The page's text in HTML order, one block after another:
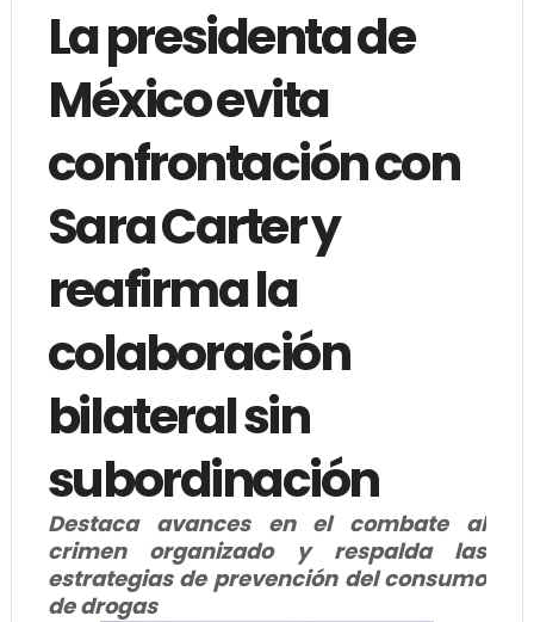
La presidenta de
México evita
confrontación con
Sara Carter y
reafirma la
colaboración
bilateral sin
subordinación
Destaca avances en el combate al
crimen organizado y respalda las
estrategias de prevención del consumo
de drogas